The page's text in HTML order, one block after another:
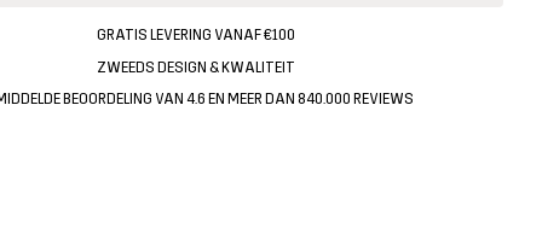
GRATIS LEVERING VANAF €100
ZWEEDS DESIGN & KWALITEIT
BEOORDELING VAN 4.6 EN MEER DAN 840.000 REVIEWS